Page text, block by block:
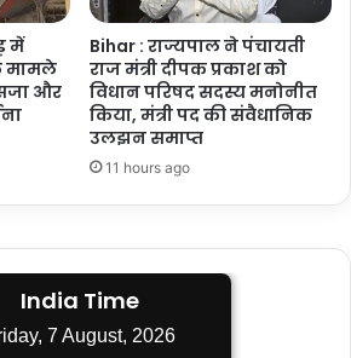
में
मामले
और
Bihar : राज्यपाल ने पंचायती
राज मंत्री दीपक प्रकाश को
विधान परिषद सदस्य मनोनीत
किया, मंत्री पद की संवैधानिक
उलझन समाप्त
11 hours ago
India Time
7 August, 2026